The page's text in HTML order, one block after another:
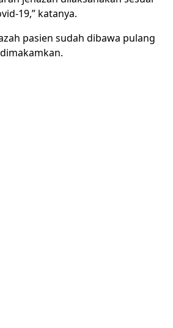
19,” katanya.
pasien sudah dibawa pulang